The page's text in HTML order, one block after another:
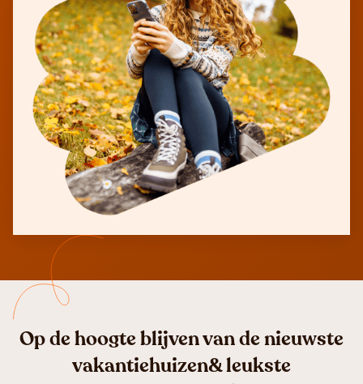
Op de hoogte blijven van de nieuwste
vakantiehuizen& leukste